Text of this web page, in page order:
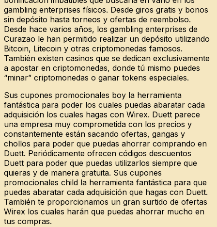
gambling enterprises físicos. Desde giros gratis y bonos
sin depósito hasta torneos y ofertas de reembolso.
Desde hace varios años, los gambling enterprises de
Curazao le han permitido realizar un depósito utilizando
Bitcoin, Litecoin y otras criptomonedas famosos.
También existen casinos que se dedican exclusivamente
a apostar en criptomonedas, donde tú mismo puedes
“minar” criptomonedas o ganar tokens especiales.
Sus cupones promocionales boy la herramienta
fantástica para poder los cuales puedas abaratar cada
adquisición los cuales hagas con Wirex. Duett parece
una empresa muy comprometida con los precios y
constantemente están sacando ofertas, gangas y
chollos para poder que puedas ahorrar comprando en
Duett. Periódicamente ofrecen códigos descuentos
Duett para poder que puedas utilizarlos siempre que
quieras y de manera gratuita. Sus cupones
promocionales child la herramienta fantástica para que
puedas abaratar cada adquisición que hagas con Duett.
También te proporcionamos un gran surtido de ofertas
Wirex los cuales harán que puedas ahorrar mucho en
tus compras.